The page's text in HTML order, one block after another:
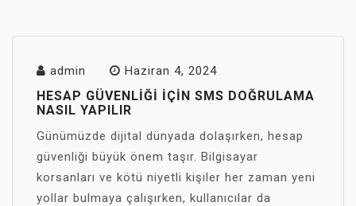
admin Haziran 4, 2024
HESAP GÜVENLIĞI İÇIN SMS DOĞRULAMA
NASIL YAPILIR
Günümüzde dijital dünyada dolaşırken, hesap
güvenliği büyük önem taşır. Bilgisayar
korsanları ve kötü niyetli kişiler her zaman yeni
yollar bulmaya çalışırken, kullanıcılar da